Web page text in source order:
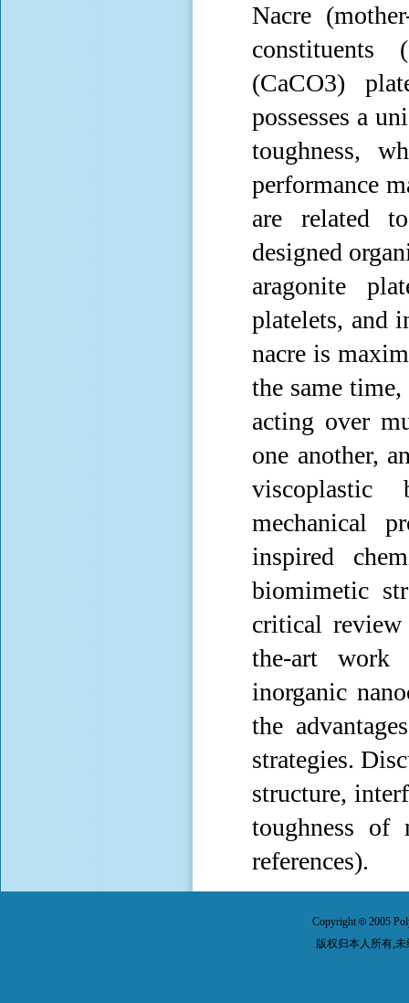
Nacre
constituents
(CaCO3)
possesses a
toughness,
performance
are related
designed
aragonite
platelets, and
nacre is
the same
acting over
one another,
viscoplastic
mechanical
inspired
biomimetic
critical
the-art work
inorganic
the
strategies.
structure,
toughness of
references).
Copyright© 2005
版权归本人所有,